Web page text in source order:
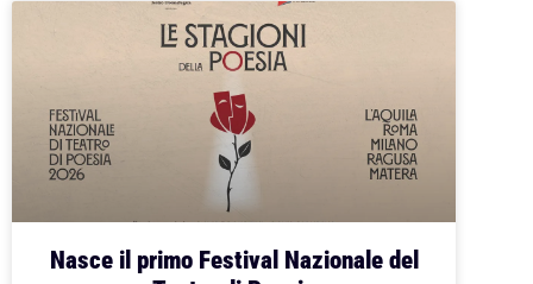
Nasce il primo Festival Nazionale del